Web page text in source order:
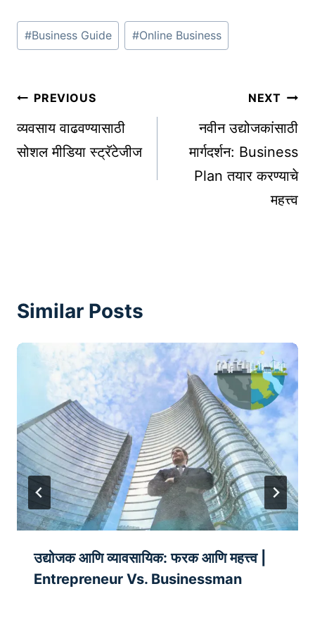
Post
Tags:
#Business Guide #Online Business
Post
navigation
PREVIOUS
व्यवसाय वाढवण्यासाठी
सोशल मीडिया स्ट्रॅटेजीज
NEXT
नवीन उद्योजकांसाठी
मार्गदर्शन: Business
Plan तयार करण्याचे
महत्त्व
Similar Posts
उद्योजक आणि व्यावसायिक: फरक आणि महत्त्व |
Entrepreneur Vs. Businessman